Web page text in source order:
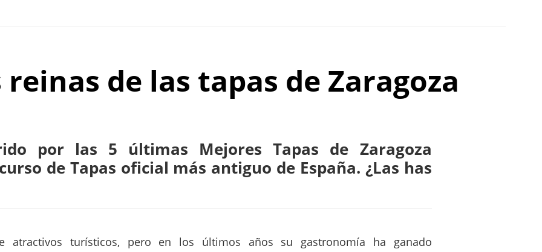
de las tapas de Zaragoza
por las 5 últimas Mejores Tapas de Zaragoza
de Tapas oficial más antiguo de España. ¿Las has
atractivos turísticos, pero en los últimos años su gastronomía ha ganado